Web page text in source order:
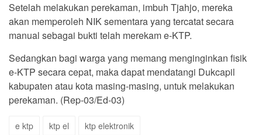
Setelah melakukan perekaman, imbuh Tjahjo, mereka
akan memperoleh NIK sementara yang tercatat secara
manual sebagai bukti telah merekam e-KTP.
Sedangkan bagi warga yang memang menginginkan fisik
e-KTP secara cepat, maka dapat mendatangi Dukcapil
kabupaten atau kota masing-masing, untuk melakukan
perekaman. (Rep-03/Ed-03)
e ktp ktp el ktp elektronik